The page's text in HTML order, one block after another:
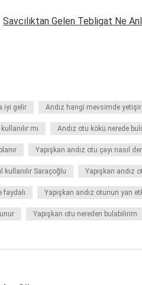
Savcılıktan Gelen Tebligat Ne
iyi gelir Andız hangi mevsimde yetişir
mı Andız otu kökü nerede
Yapışkan andız otu çayı nasıl
kullanılır Saraçoğlu Yapışkan andız
faydalı Yapışkan andız otunun yan
Yapışkan otu nereden bulabilirim